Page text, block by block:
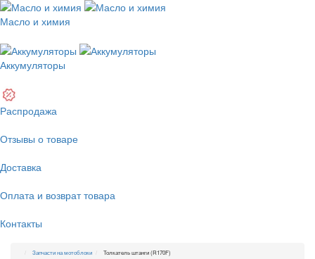
Масло и химия
Аккумуляторы
Распродажа
Отзывы о товаре
Доставка
Оплата и возврат товара
Контакты
Запчасти на мотоблоки Толкатель штанги (R170F)